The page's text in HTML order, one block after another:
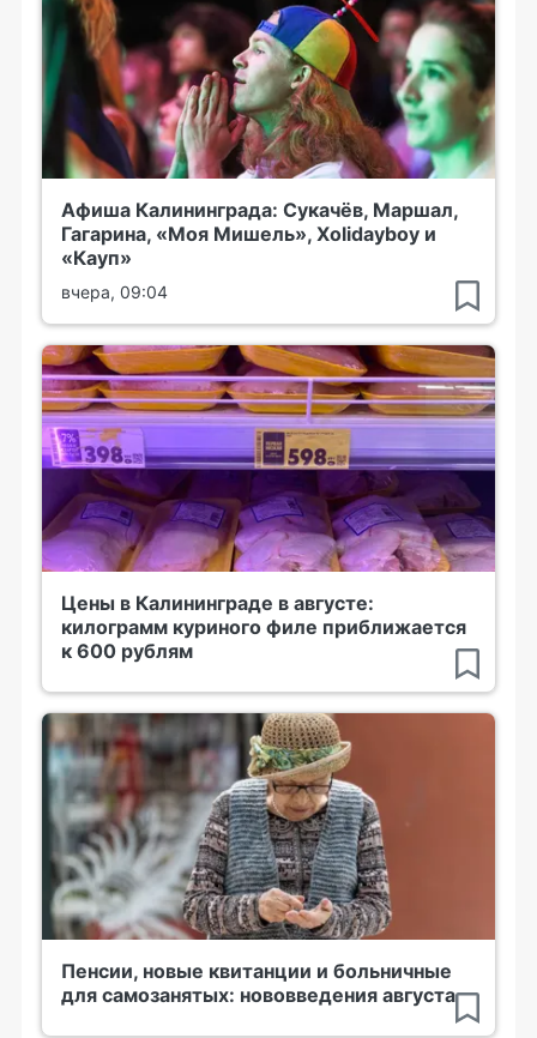
Афиша Калининграда: Сукачёв, Маршал,
Гагарина, «Моя Мишель», Xolidayboy и
«Кауп»
вчера, 09:04
Цены в Калининграде в августе:
килограмм куриного филе приближается
к 600 рублям
Пенсии, новые квитанции и больничные
для самозанятых: нововведения августа